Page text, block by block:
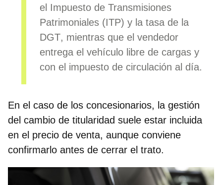
el Impuesto de Transmisiones
Patrimoniales (ITP) y la tasa de la
DGT, mientras que el vendedor
entrega el vehículo libre de cargas y
con el impuesto de circulación al día.
En el caso de los concesionarios, la gestión
del cambio de titularidad suele estar incluida
en el precio de venta, aunque conviene
confirmarlo antes de cerrar el trato.